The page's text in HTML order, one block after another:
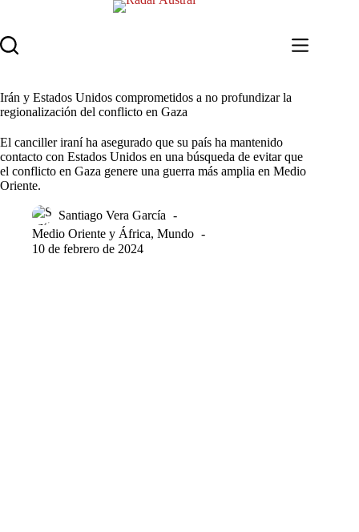
contenido
Irán y Estados Unidos comprometidos a no profundizar la
regionalización del conflicto en Gaza
El canciller iraní ha asegurado que su país ha mantenido
contacto con Estados Unidos en una búsqueda de evitar que
el conflicto en Gaza genere una guerra más amplia en Medio
Oriente.
Santiago Vera García
Medio Oriente y África, Mundo
10 de febrero de 2024